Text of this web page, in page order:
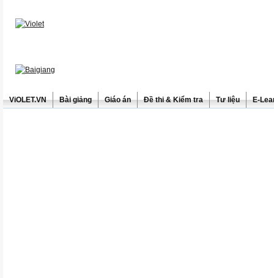
ViOLET.VN Bài giảng Giáo án Đề thi & Kiểm tra Tư liệu E-